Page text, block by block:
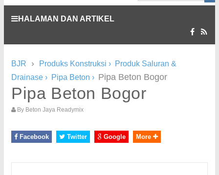
HALAMAN DAN ARTIKEL
BJR › Produks Konstruksi › Produk Saluran &
Drainase › Pipa Beton › Pipa Beton Bogor
Pipa Beton Bogor
By Beton Jaya Readymix
Facebook Twitter Google More